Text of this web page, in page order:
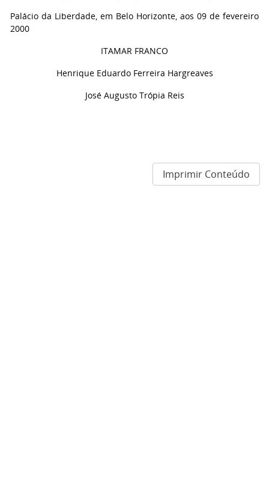
Palácio da Liberdade, em Belo Horizonte, aos 09 de fevereiro
2000
ITAMAR FRANCO
Henrique Eduardo Ferreira Hargreaves
José Augusto Trópia Reis
Imprimir Conteúdo